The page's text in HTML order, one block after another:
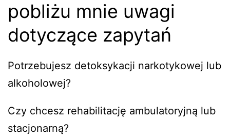
pobliżu mnie uwagi
dotyczące zapytań
Potrzebujesz detoksykacji narkotykowej lub
alkoholowej?
Czy chcesz rehabilitację ambulatoryjną lub
stacjonarną?